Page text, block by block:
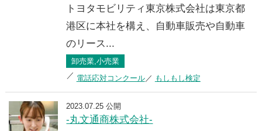
トヨタモビリティ東京株式会社は東京都
港区に本社を構え、自動車販売や自動車
のリース...
卸売業,小売業
電話応対コンクール
もしもし検定
2023.07.25 公開
-丸文通商株式会社-